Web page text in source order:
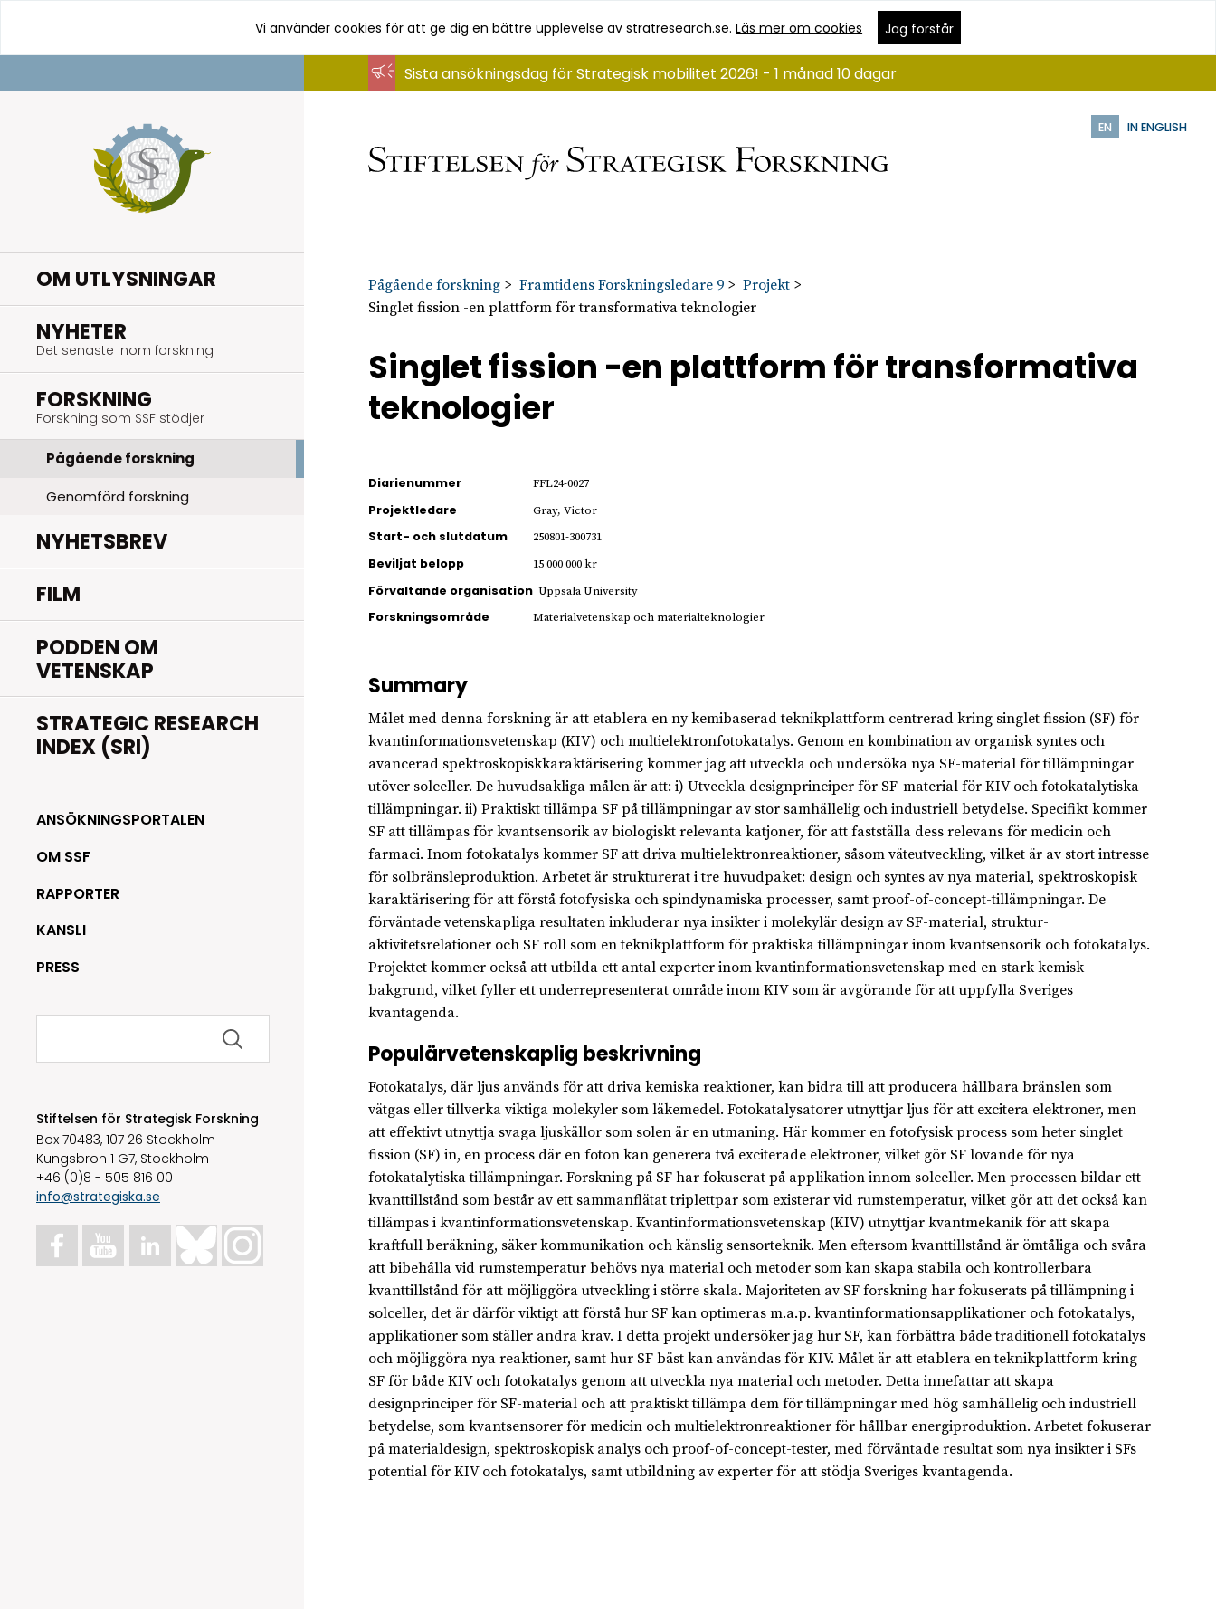
innehåll
Vi använder cookies för att ge dig en bättre upplevelse av stratresearch.se.Läs mer om cookies Jag förstår
EN IN ENGLISH
OM UTLYSNINGAR
NYHETER
Det senaste inom forskning
FORSKNING
Forskning som SSF stödjer
Pågående forskning
Genomförd forskning
NYHETSBREV
FILM
PODDEN OM
VETENSKAP
STRATEGIC RESEARCH
INDEX (SRI)
ANSÖKNINGSPORTALEN
OM SSF
RAPPORTER
KANSLI
PRESS
Sök
Stiftelsen för Strategisk Forskning
Box 70483, 107 26 Stockholm
Kungsbron 1 G7, Stockholm
+46 (0)8 - 505 816 00
info@strategiska.se
Sista ansökningsdag för Strategisk mobilitet 2026! - 1 månad 10 dagar
Pågående forskning Framtidens Forskningsledare 9
Projekt
Singlet fission -en plattform för transformativa teknologier
Singlet fission -en plattform för transformativa
teknologier
Diarienummer FFL24-0027
Projektledare Gray, Victor
Start- och slutdatum 250801-300731
Beviljat belopp 15 000 000 kr
Förvaltande organisation Uppsala University
Forskningsområde Materialvetenskap och materialteknologier
Summary
Målet med denna forskning är att etablera en ny kemibaserad teknikplattform centrerad kring singlet fission (SF) för
kvantinformationsvetenskap (KIV) och multielektronfotokatalys. Genom en kombination av organisk syntes och
avancerad spektroskopiskkaraktärisering kommer jag att utveckla och undersöka nya SF-material för tillämpningar
utöver solceller. De huvudsakliga målen är att: i) Utveckla designprinciper för SF-material för KIV och fotokatalytiska
tillämpningar. ii) Praktiskt tillämpa SF på tillämpningar av stor samhällelig och industriell betydelse. Specifikt kommer
SF att tillämpas för kvantsensorik av biologiskt relevanta katjoner, för att fastställa dess relevans för medicin och
farmaci. Inom fotokatalys kommer SF att driva multielektronreaktioner, såsom väteutveckling, vilket är av stort intresse
för solbränsleproduktion. Arbetet är strukturerat i tre huvudpaket: design och syntes av nya material, spektroskopisk
karaktärisering för att förstå fotofysiska och spindynamiska processer, samt proof-of-concept-tillämpningar. De
förväntade vetenskapliga resultaten inkluderar nya insikter i molekylär design av SF-material, struktur-
aktivitetsrelationer och SF roll som en teknikplattform för praktiska tillämpningar inom kvantsensorik och fotokatalys.
Projektet kommer också att utbilda ett antal experter inom kvantinformationsvetenskap med en stark kemisk
bakgrund, vilket fyller ett underrepresenterat område inom KIV som är avgörande för att uppfylla Sveriges
kvantagenda.
Populärvetenskaplig beskrivning
Fotokatalys, där ljus används för att driva kemiska reaktioner, kan bidra till att producera hållbara bränslen som
vätgas eller tillverka viktiga molekyler som läkemedel. Fotokatalysatorer utnyttjar ljus för att excitera elektroner, men
att effektivt utnyttja svaga ljuskällor som solen är en utmaning. Här kommer en fotofysisk process som heter singlet
fission (SF) in, en process där en foton kan generera två exciterade elektroner, vilket gör SF lovande för nya
fotokatalytiska tillämpningar. Forskning på SF har fokuserat på applikation innom solceller. Men processen bildar ett
kvanttillstånd som består av ett sammanflätat triplettpar som existerar vid rumstemperatur, vilket gör att det också kan
tillämpas i kvantinformationsvetenskap. Kvantinformationsvetenskap (KIV) utnyttjar kvantmekanik för att skapa
kraftfull beräkning, säker kommunikation och känslig sensorteknik. Men eftersom kvanttillstånd är ömtåliga och svåra
att bibehålla vid rumstemperatur behövs nya material och metoder som kan skapa stabila och kontrollerbara
kvanttillstånd för att möjliggöra utveckling i större skala. Majoriteten av SF forskning har fokuserats på tillämpning i
solceller, det är därför viktigt att förstå hur SF kan optimeras m.a.p. kvantinformationsapplikationer och fotokatalys,
applikationer som ställer andra krav. I detta projekt undersöker jag hur SF, kan förbättra både traditionell fotokatalys
och möjliggöra nya reaktioner, samt hur SF bäst kan användas för KIV. Målet är att etablera en teknikplattform kring
SF för både KIV och fotokatalys genom att utveckla nya material och metoder. Detta innefattar att skapa
designprinciper för SF-material och att praktiskt tillämpa dem för tillämpningar med hög samhällelig och industriell
betydelse, som kvantsensorer för medicin och multielektronreaktioner för hållbar energiproduktion. Arbetet fokuserar
på materialdesign, spektroskopisk analys och proof-of-concept-tester, med förväntade resultat som nya insikter i SFs
potential för KIV och fotokatalys, samt utbildning av experter för att stödja Sveriges kvantagenda.